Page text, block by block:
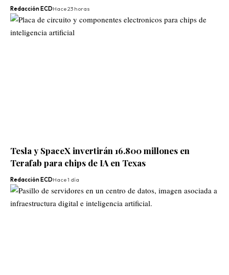
Redacción ECDHace 23 horas
Tesla y SpaceX invertirán 16.800 millones en
Terafab para chips de IA en Texas
Redacción ECDHace 1 día